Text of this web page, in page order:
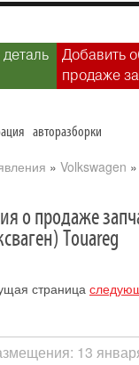
Добавить
продаже
авторазборки
» Volkswagen »
о продаже
Touareg
страница
13